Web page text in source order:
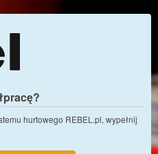
hurtowego REBEL.pl, wypełnij